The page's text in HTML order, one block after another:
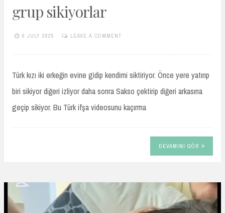
grup sikiyorlar
6 JULY 2025
LEAVE A COMMENT
Türk kızı iki erkeğin evine gidip kendimi siktiriyor. Önce yere yatırıp
biri sikiyor diğeri izliyor daha sonra Sakso çektirip diğeri arkasına
geçip sikiyor. Bu Türk ifşa videosunu kaçırma
DEVAMINI GÖR